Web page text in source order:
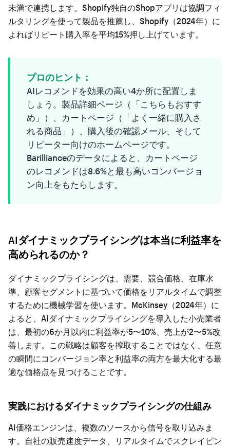
未満で連携します。Shopify独自のShopアプリは協調フィ
ルタリングを使って製品を推薦し、Shopify（2024年）に
よればリピート購入率を平均15%押し上げています。
プロのヒント：
AIレコメンドを効果の高い4か所に配置しま
しょう。製品詳細ページ（「こちらもおすす
め」）、カートページ（「よく一緒に購入さ
れる商品」）、購入後の確認メール、そして
リピーター向けのホームページです。
Barillianceのデータによると、カートページ
のレコメンドは8.6%と最も高いコンバージョ
ン向上をもたらします。
AIダイナミックプライシングは本当に利益率を
高められるのか？
ダイナミックプライシングは、需要、競合価格、在庫水
準、顧客セグメントに基づいて価格をリアルタイムで調整
するために機械学習を使います。McKinsey（2024年）に
よると、AIダイナミックプライシングを導入した小売業者
は、最初の6か月以内に利益率が5〜10%、売上が2〜5%改
善します。この戦略は顧客を搾取することではなく、任意
の瞬間にコンバージョン率と利益率の両方を最大化する最
適な価格点を見つけることです。
実践におけるダイナミックプライシングの仕組み
AI価格エンジンは、複数のソースから信号を取り込みま
す。自社の販売速度データ、リアルタイムでスクレイピン